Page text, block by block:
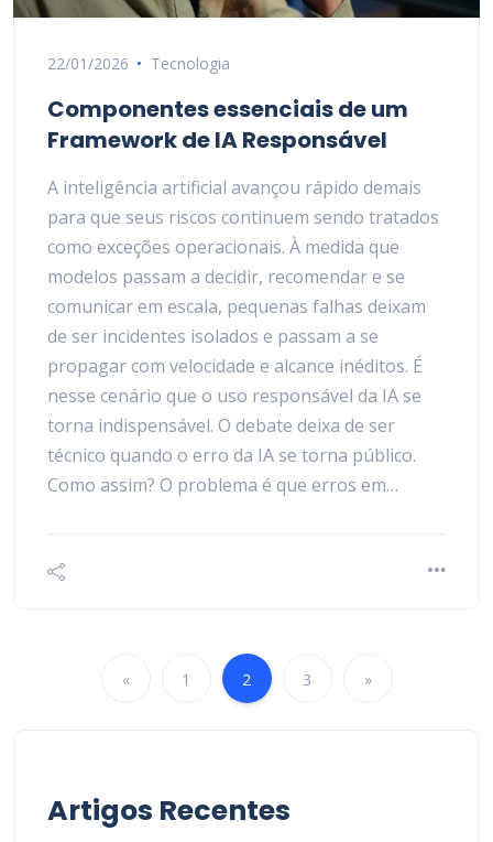
22/01/2026 Tecnologia
Componentes essenciais de um
Framework de IA Responsável
A inteligência artificial avançou rápido demais
para que seus riscos continuem sendo tratados
como exceções operacionais. À medida que
modelos passam a decidir, recomendar e se
comunicar em escala, pequenas falhas deixam
de ser incidentes isolados e passam a se
propagar com velocidade e alcance inéditos. É
nesse cenário que o uso responsável da IA se
torna indispensável. O debate deixa de ser
técnico quando o erro da IA se torna público.
Como assim? O problema é que erros em…
« 1 2 3 »
Artigos Recentes